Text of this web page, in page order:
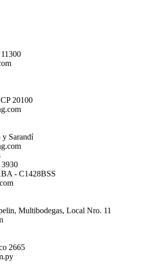
20100
y Sarandí
- C1428BSS
Multibodegas, Local Nro. 11
2665